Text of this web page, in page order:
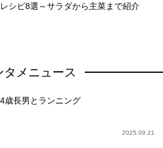
シピ8選～サラダから主菜まで紹介
タメニュース
歳長男とランニング
2025.09.21